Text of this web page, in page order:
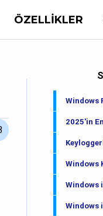
ÖZELLIKLER
Windows
2025'in
Windows
Windows
Windows